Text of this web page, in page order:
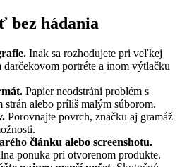
bez hádania
Inak sa rozhodujete pri veľkej
portréte a inom výtlačku
Papier neodstráni problém s
strán alebo príliš malým súborom.
Porovnajte povrch, značku aj gramáž
článku alebo screenshotu.
ponuka pri otvorenom produkte.